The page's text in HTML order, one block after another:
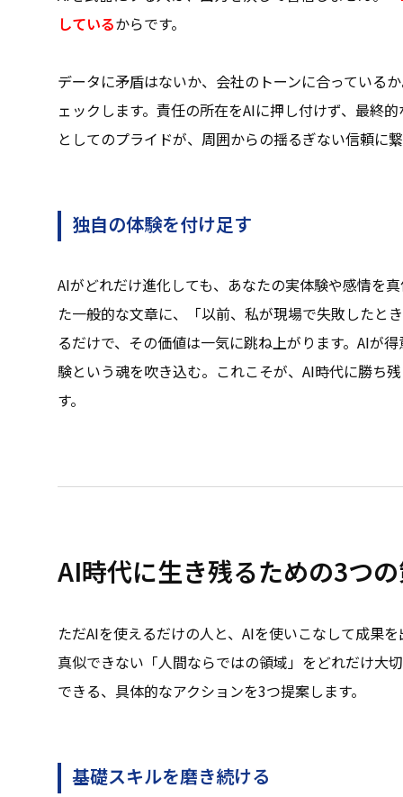
しているからです。
データに矛盾はないか、会社のトーンに合っている
ェックします。責任の所在をAIに押し付けず、最終
としてのプライドが、周囲からの揺るぎない信頼に
独自の体験を付け足す
AIがどれだけ進化しても、あなたの実体験や感情を
た一般的な文章に、「以前、私が現場で失敗したと
るだけで、その価値は一気に跳ね上がります。AIが
験という魂を吹き込む。これこそが、AI時代に勝ち
す。
AI時代に生き残るための3つ
ただAIを使えるだけの人と、AIを使いこなして成果
真似できない「人間ならではの領域」をどれだけ大
できる、具体的なアクションを3つ提案します。
基礎スキルを磨き続ける